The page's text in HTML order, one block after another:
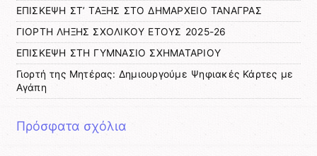
ΕΠΙΣΚΕΨΗ ΣΤ’ ΤΑΞΗΣ ΣΤΟ ΔΗΜΑΡΧΕΙΟ ΤΑΝΑΓΡΑΣ
ΓΙΟΡΤΗ ΛΗΞΗΣ ΣΧΟΛΙΚΟΥ ΕΤΟΥΣ 2025-26
ΕΠΙΣΚΕΨΗ ΣΤΗ ΓΥΜΝΑΣΙΟ ΣΧΗΜΑΤΑΡΙΟΥ
Γιορτή της Μητέρας: Δημιουργούμε Ψηφιακές Κάρτες με
Αγάπη
Πρόσφατα σχόλια